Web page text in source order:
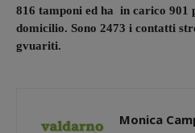
816 tamponi ed ha in carico 901
domicilio. Sono 2473 i contatti
gvuariti.
Monica